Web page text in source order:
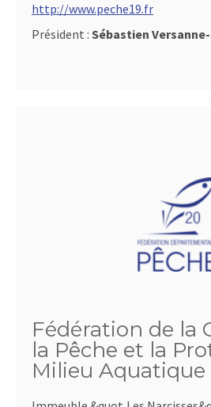
http://www.peche19.fr
Président : Sébastien
Fédération de la
la Pêche et la
Milieu Aquatique